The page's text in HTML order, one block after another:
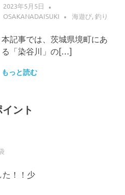
2023年5月5日
OSAKANADAISUKI
海遊び, 釣り
本記事では、茨城県境町にあ
る「染谷川」の[…]
もっと読む
イント
た！！少